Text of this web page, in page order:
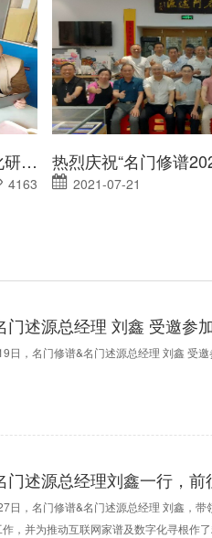
“名门修谱”拜访湖南杨震历史文化研究杨开裕会长
4163 2021-07-21
门述源总经理 刘鑫 受邀参
，名门修谱&名门述源总经理 刘鑫 受邀
门述源总经理刘鑫一行，
，名门修谱&名门述源总经理 刘鑫，带
，并为推动互联网家谱及数字化寻根作了